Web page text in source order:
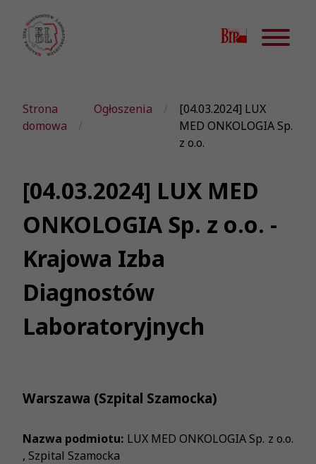
Strona
domowa
Ogłoszenia
[04.03.2024] LUX
MED ONKOLOGIA Sp.
z o.o.
[04.03.2024] LUX MED
ONKOLOGIA Sp. z o.o. -
Krajowa Izba
Diagnostów
Laboratoryjnych
Warszawa (Szpital Szamocka)
Nazwa podmiotu: LUX MED ONKOLOGIA Sp. z o.o.
, Szpital Szamocka